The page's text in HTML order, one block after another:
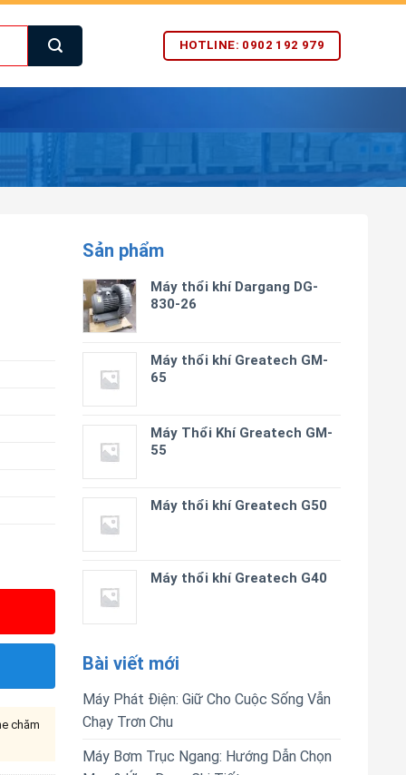
HOTLINE: 0902 192 979
Sản phẩm
Máy thổi khí Dargang DG-
830-26
Máy thổi khí Greatech GM-
65
Máy Thổi Khí Greatech GM-
55
Máy thổi khí Greatech G50
Máy thổi khí Greatech G40
Bài viết mới
Máy Phát Điện: Giữ Cho Cuộc Sống Vẫn
Chạy Trơn Chu
Máy Bơm Trục Ngang: Hướng Dẫn Chọn
chăm